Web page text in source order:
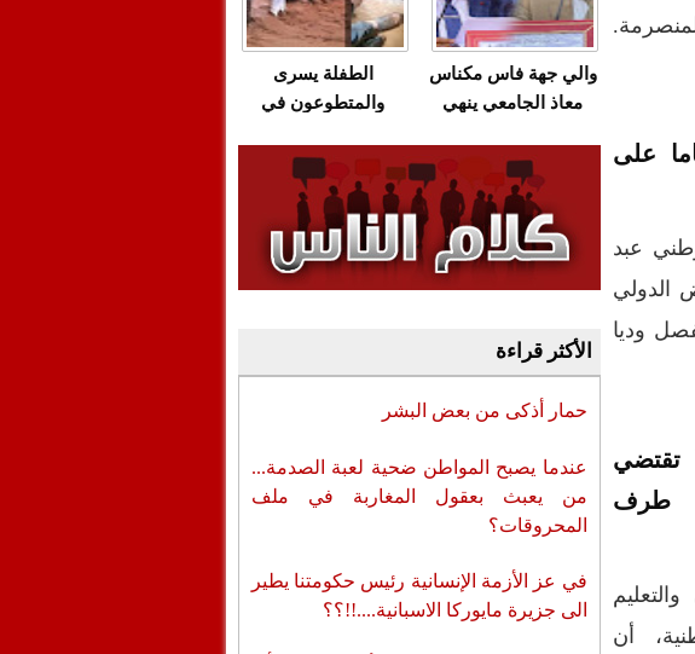
الـ24 ساعة المنصرمة.
على
عبد
الدولي
وديا
تقتضي
طرف
أن
يرد بالصمت المريب
الطفلة يسرى
والمتطوعون في
وقنوات صرف صحي
تقتل والمحاسبة يجب
أن تطال المسؤولين
والي جهة فاس مكناس
معاذ الجامعي ينهي
والعمال مع شركة
سيتي باص + وثيقة
وفيديو
الأكثر قراءة
حمار أذكى من بعض البشر
عندما يصبح المواطن ضحية لعبة الصدمة...
من يعبث بعقول المغاربة في ملف
المحروقات؟
في عز الأزمة الإنسانية رئيس حكومتنا يطير
الى جزيرة مايوركا الاسبانية....!!؟؟